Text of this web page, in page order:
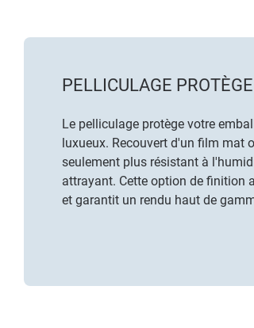
PELLICULAGE PROTÈGE
Le pelliculage protège votre
luxueux. Recouvert d'un film mat
seulement plus résistant à
attrayant. Cette option de finition
et garantit un rendu haut de